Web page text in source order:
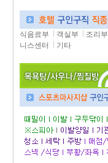
식음료부 객실부 조리부
니스센터
기타